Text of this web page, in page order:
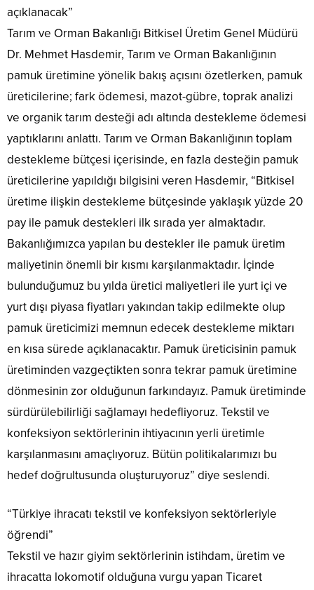
açıklanacak”
Tarım ve Orman Bakanlığı Bitkisel Üretim Genel Müdürü
Dr. Mehmet Hasdemir, Tarım ve Orman Bakanlığının
pamuk üretimine yönelik bakış açısını özetlerken, pamuk
üreticilerine; fark ödemesi, mazot-gübre, toprak analizi
ve organik tarım desteği adı altında destekleme ödemesi
yaptıklarını anlattı. Tarım ve Orman Bakanlığının toplam
destekleme bütçesi içerisinde, en fazla desteğin pamuk
üreticilerine yapıldığı bilgisini veren Hasdemir, “Bitkisel
üretime ilişkin destekleme bütçesinde yaklaşık yüzde 20
pay ile pamuk destekleri ilk sırada yer almaktadır.
Bakanlığımızca yapılan bu destekler ile pamuk üretim
maliyetinin önemli bir kısmı karşılanmaktadır. İçinde
bulunduğumuz bu yılda üretici maliyetleri ile yurt içi ve
yurt dışı piyasa fiyatları yakından takip edilmekte olup
pamuk üreticimizi memnun edecek destekleme miktarı
en kısa sürede açıklanacaktır. Pamuk üreticisinin pamuk
üretiminden vazgeçtikten sonra tekrar pamuk üretimine
dönmesinin zor olduğunun farkındayız. Pamuk üretiminde
sürdürülebilirliği sağlamayı hedefliyoruz. Tekstil ve
konfeksiyon sektörlerinin ihtiyacının yerli üretimle
karşılanmasını amaçlıyoruz. Bütün politikalarımızı bu
hedef doğrultusunda oluşturuyoruz” diye seslendi.
“Türkiye ihracatı tekstil ve konfeksiyon sektörleriyle
öğrendi”
Tekstil ve hazır giyim sektörlerinin istihdam, üretim ve
ihracatta lokomotif olduğuna vurgu yapan Ticaret